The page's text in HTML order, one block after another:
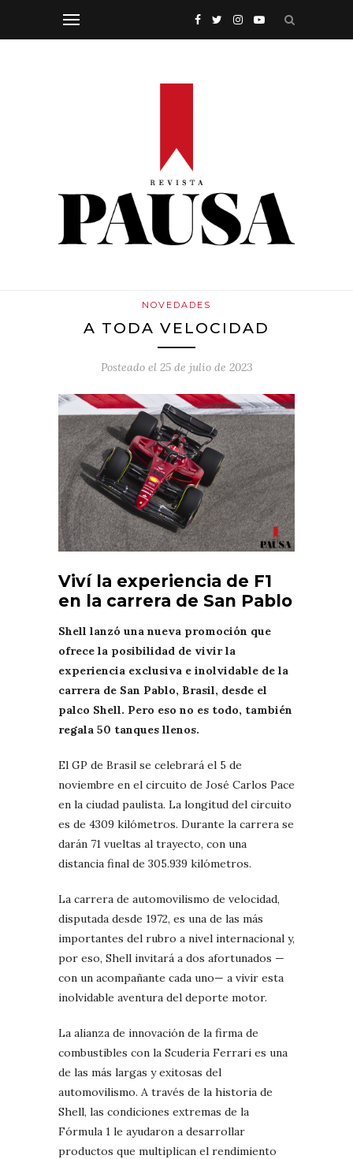
NOVEDADES
A TODA VELOCIDAD
Posteado el 25 de julio de 2023
Viví la experiencia de F1
en la carrera de San Pablo
Shell lanzó una nueva promoción que
ofrece la posibilidad de vivir la
experiencia exclusiva e inolvidable de la
carrera de San Pablo, Brasil, desde el
palco Shell. Pero eso no es todo, también
regala 50 tanques llenos.
El GP de Brasil se celebrará el 5 de
noviembre en el circuito de José Carlos Pace
en la ciudad paulista. La longitud del circuito
es de 4309 kilómetros. Durante la carrera se
darán 71 vueltas al trayecto, con una
distancia final de 305.939 kilómetros.
La carrera de automovilismo de velocidad,
disputada desde 1972, es una de las más
importantes del rubro a nivel internacional y,
por eso, Shell invitará a dos afortunados —
con un acompañante cada uno— a vivir esta
inolvidable aventura del deporte motor.
La alianza de innovación de la firma de
combustibles con la Scuderia Ferrari es una
de las más largas y exitosas del
automovilismo. A través de la historia de
Shell, las condiciones extremas de la
Fórmula 1 le ayudaron a desarrollar
productos que multiplican el rendimiento